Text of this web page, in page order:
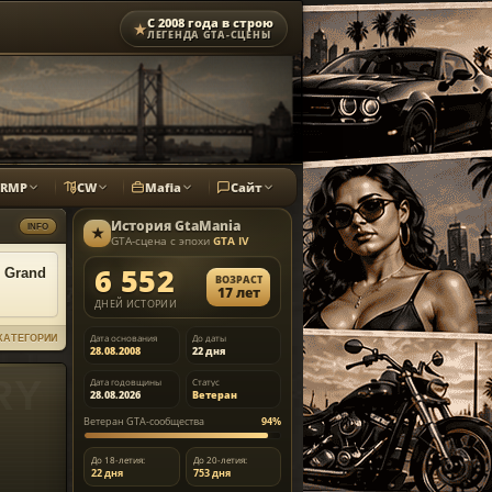
★С 2008 года в строю
ЛЕГЕНДА GTA-СЦЕНЫ
CW Mafia Сайт
INFO ★ ИсторияGtaMania
GTA-сцена с эпохи GTA IV
6 552
ДНЕЙ ИСТОРИИ
ВОЗРАСТ
17 лет
Дата основания
28.08.2008
До даты
22 дня
Дата годовщины
28.08.2026
Статус
Ветеран
Ветеран GTA-сообщества
94%
До 18-летия:
22 дня
До 20-летия:
753 дня